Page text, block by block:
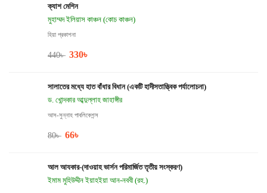
ক্যাশ মেশিন
মুহাম্মদ ইলিয়াস কাঞ্চন (কোচ কাঞ্চন)
হিয়া প্রকাশনা
440৳ 330৳
সালাতের মধ্যে হাত বাঁধার বিধান (একটি হাদীসতাত্ত্বিক পর্যালোচনা)
ড. খোন্দকার আব্দুল্লাহ জাহাঙ্গীর
আস-সুন্নাহ পাবলিকেশন্স
80৳ 66৳
আল আযকার-(দাওয়াহ ভার্সন পরিমার্জিত তৃতীয় সংস্করণ)
ইমাম মুহিউদ্দীন ইয়াহইয়া আন-নববী (রহ.)